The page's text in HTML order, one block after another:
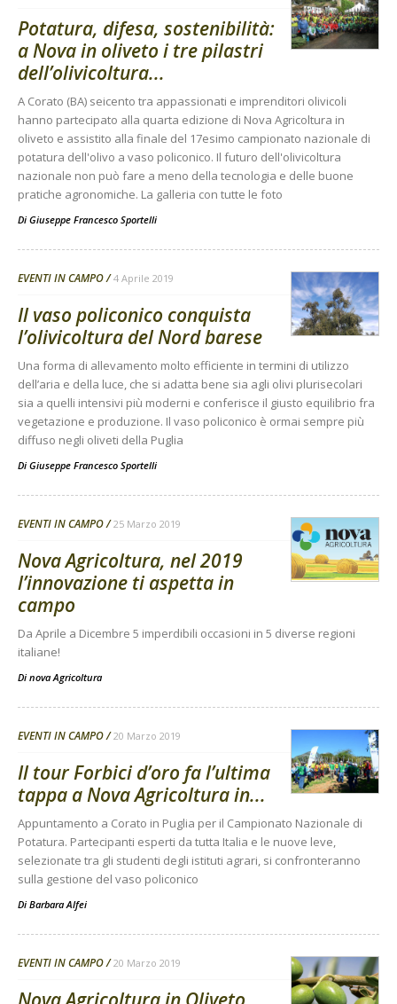
Potatura, difesa, sostenibilità:
a Nova in oliveto i tre pilastri
dell’olivicoltura...
A Corato (BA) seicento tra appassionati e imprenditori olivicoli
hanno partecipato alla quarta edizione di Nova Agricoltura in
oliveto e assistito alla finale del 17esimo campionato nazionale di
potatura dell'olivo a vaso policonico. Il futuro dell'olivicoltura
nazionale non può fare a meno della tecnologia e delle buone
pratiche agronomiche. La galleria con tutte le foto
Di Giuseppe Francesco Sportelli
EVENTI IN CAMPO 4 Aprile 2019
Il vaso policonico conquista
l’olivicoltura del Nord barese
Una forma di allevamento molto efficiente in termini di utilizzo
dell’aria e della luce, che si adatta bene sia agli olivi plurisecolari
sia a quelli intensivi più moderni e conferisce il giusto equilibrio fra
vegetazione e produzione. Il vaso policonico è ormai sempre più
diffuso negli oliveti della Puglia
Di Giuseppe Francesco Sportelli
EVENTI IN CAMPO 25 Marzo 2019
Nova Agricoltura, nel 2019
l’innovazione ti aspetta in
campo
Da Aprile a Dicembre 5 imperdibili occasioni in 5 diverse regioni
italiane!
Di nova Agricoltura
EVENTI IN CAMPO 20 Marzo 2019
Il tour Forbici d’oro fa l’ultima
tappa a Nova Agricoltura in...
Appuntamento a Corato in Puglia per il Campionato Nazionale di
Potatura. Partecipanti esperti da tutta Italia e le nuove leve,
selezionate tra gli studenti degli istituti agrari, si confronteranno
sulla gestione del vaso policonico
Di Barbara Alfei
EVENTI IN CAMPO 20 Marzo 2019